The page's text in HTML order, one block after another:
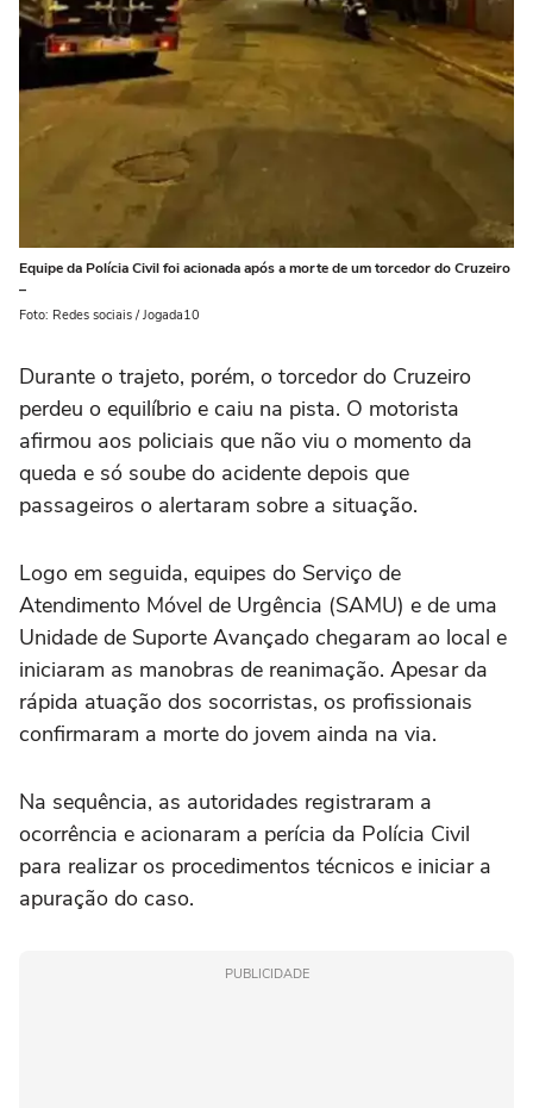
Equipe da Polícia Civil foi acionada após a morte de um torcedor do Cruzeiro
–
Foto: Redes sociais / Jogada10
Durante o trajeto, porém, o torcedor do Cruzeiro
perdeu o equilíbrio e caiu na pista. O motorista
afirmou aos policiais que não viu o momento da
queda e só soube do acidente depois que
passageiros o alertaram sobre a situação.
Logo em seguida, equipes do Serviço de
Atendimento Móvel de Urgência (SAMU) e de uma
Unidade de Suporte Avançado chegaram ao local e
iniciaram as manobras de reanimação. Apesar da
rápida atuação dos socorristas, os profissionais
confirmaram a morte do jovem ainda na via.
Na sequência, as autoridades registraram a
ocorrência e acionaram a perícia da Polícia Civil
para realizar os procedimentos técnicos e iniciar a
apuração do caso.
PUBLICIDADE